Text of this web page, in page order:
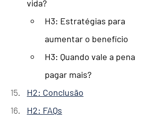
vida?
H3: Estratégias para
aumentar o benefício
H3: Quando vale a pena
pagar mais?
H2: Conclusão
H2: FAQs